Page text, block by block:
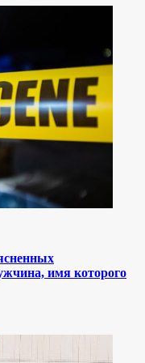
имя которого